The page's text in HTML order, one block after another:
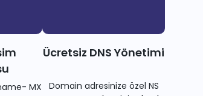
MX
Ücretsiz DNS Yönetimi
Domain adresinize özel NS